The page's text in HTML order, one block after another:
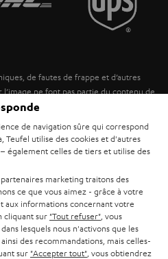
de fautes de frappe et d’autres
ne font pas partie du contenu de
des batteries sont inclus dans le prix.
droits réservés.
confidentialité
Act renoncer au contrat ici
de navigation sûre qui correspond
Teufel utilise des cookies et d'autres
également celles de tiers et utilise des
marketing traitons des
ce que vous aimez - grâce à votre
informations concernant votre
cliquant sur "Tout refuser" , vous
lesquels nous n'activons que les
des recommandations, mais celles-
sur "Accepter tout" , vous obtiendrez